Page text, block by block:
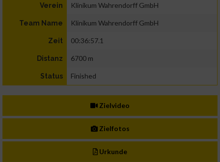
Verein Klinikum Wahrendorff GmbH
Team Name Klinikum Wahrendorff GmbH
Zeit 00:36:57.1
Distanz 6700 m
Status Finished
Zielvideo
Zielfotos
Urkunde